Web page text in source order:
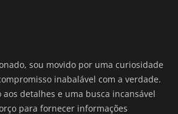
sou movido por uma curiosidade
inabalável com a verdade.
detalhes e uma busca incansável
para fornecer informações